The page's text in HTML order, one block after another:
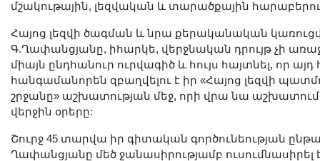
մշակութային, լեզվական և տարածքային
Հայոց լեզվի ծագման և նրա քերականական
Գ.Ղափանցյանը, իհարկե, վերջնական դրույթ չի
միայն ընդհանուր ուրվագիծ և հույս հայտնել, որ
հանգամանորեն զբաղվելու է իր «Հայոց լեզվի
շրջանը» աշխատության մեջ, որի վրա նա աշխատում
վերջին օրերը:
Շուրջ 45 տարվա իր գիտական գործունեության
Ղափանցյանը մեծ ջանասիրությամբ ուսումնասիրել է